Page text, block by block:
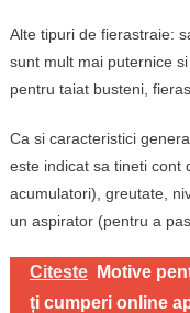
Alte tipuri de fierastraie:
sunt mult mai puternice
pentru taiat busteni,
Ca si caracteristici
este indicat sa tineti cont
acumulatori), greutate,
un aspirator (pentru a
Citeste
Motive
ți cumperi online